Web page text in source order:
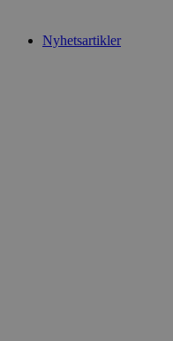
Nyhetsartikler